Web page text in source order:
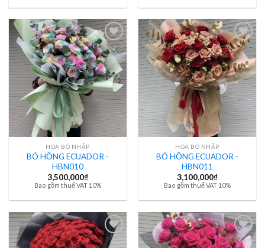
HOA BÓ NHẬP
BÓ HỒNG ECUADOR -
HBN010
3,500,000₫
Bao gồm thuế VAT 10%
HOA BÓ NHẬP
BÓ HỒNG ECUADOR -
HBN011
3,100,000₫
Bao gồm thuế VAT 10%